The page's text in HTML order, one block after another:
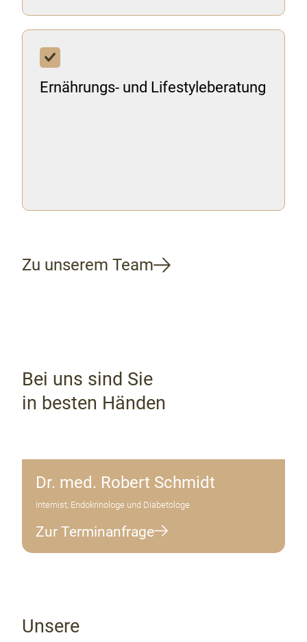
Ernährungs- und Lifestyleberatung
Zu unserem Team
Bei uns sind Sie
in besten Händen
Dr. med. Robert Schmidt
Internist, Endokrinologe und Diabetologe
Zur Terminanfrage
Unsere